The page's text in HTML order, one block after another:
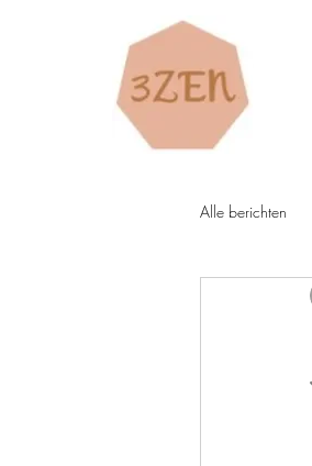
Alle berichten